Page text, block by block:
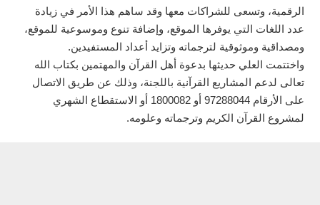
الرقمية، وتسعى للشراكات معها وقد ساهم هذا الأمر في زيادة
عدد اللغات التي يوفرها الموقع، وإضافة تنوع وموسوعية للموقع،
ومصداقية وموثوقية لترجماته وتزايد أعداد المستفيدين.
واختتمت العلي حديثها بدعوة أهل القرآن والمهتمين بكتاب الله
تعالى لدعم المشاريع القرآنية باللجنة، وذلك عن طريق الاتصال
على الأرقام 97288044 أو 1800082 أو الاستقطاع الشهري
لمشروع القرآن الكريم وترجماته وعلومه.